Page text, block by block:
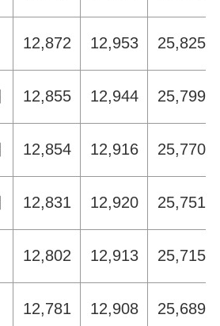
12,872 12,953 25,825
12,855 12,944 25,799
12,854 12,916 25,770
12,831 12,920 25,751
12,802 12,913 25,715
12,781 12,908 25,689